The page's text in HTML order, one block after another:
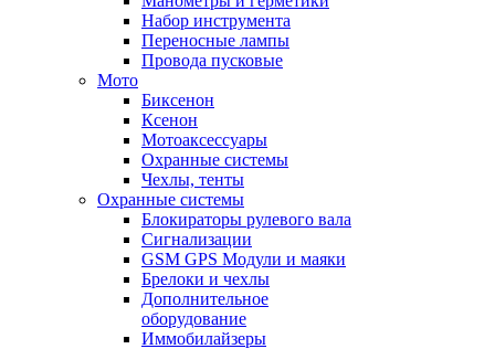
Набор инструмента
Переносные лампы
Провода пусковые
Мото
Биксенон
Ксенон
Мотоаксессуары
Охранные системы
Чехлы, тенты
Охранные системы
Блокираторы рулевого вала
Сигнализации
GSM GPS Модули и маяки
Брелоки и чехлы
Дополнительное
оборудование
Иммобилайзеры